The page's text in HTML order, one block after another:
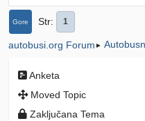
Gore Str 1
autobusi.org Forum ►
Anketa
Moved Topic
Zaključana Tema